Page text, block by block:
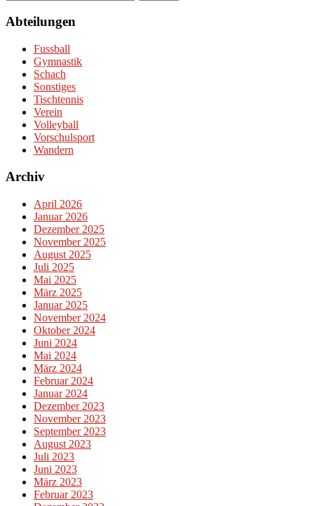
Abteilungen
Fussball
Gymnastik
Schach
Sonstiges
Tischtennis
Verein
Volleyball
Vorschulsport
Wandern
Archiv
April 2026
Januar 2026
Dezember 2025
November 2025
August 2025
Juli 2025
Mai 2025
März 2025
Januar 2025
November 2024
Oktober 2024
Juni 2024
Mai 2024
März 2024
Februar 2024
Januar 2024
Dezember 2023
November 2023
September 2023
August 2023
Juli 2023
Juni 2023
März 2023
Februar 2023